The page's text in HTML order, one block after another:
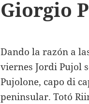
Giorgio
Dando la razón a
viernes Jordi Pujol
Pujolone, capo di
peninsular. Totó